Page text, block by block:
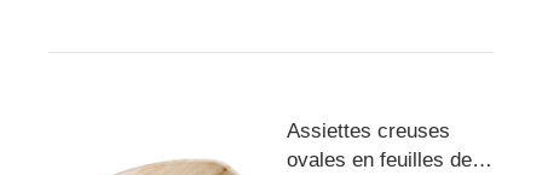
Assiettes creuses
ovales en feuilles de